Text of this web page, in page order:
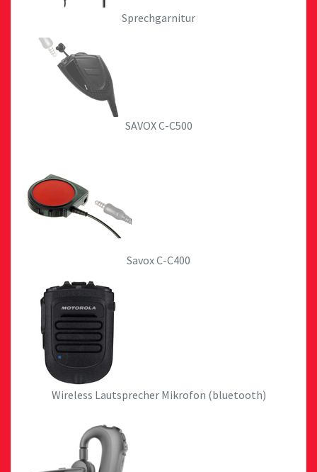
Sprechgarnitur
SAVOX C-C500
Savox C-C400
Wireless Lautsprecher Mikrofon (bluetooth)